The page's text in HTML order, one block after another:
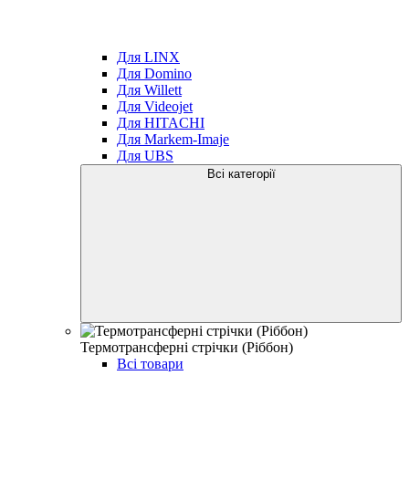
Для LINX
Для Domino
Для Willett
Для Videojet
Для HITACHI
Для Markem-Imaje
Для UBS
Всі категорії
Термотрансферні стрічки (Ріббон)
Всі товари